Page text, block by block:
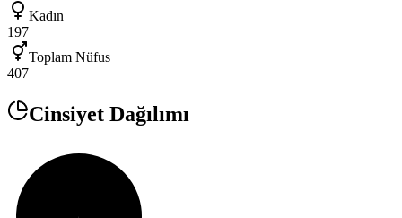
Kadın
197
Toplam Nüfus
407
Cinsiyet Dağılımı